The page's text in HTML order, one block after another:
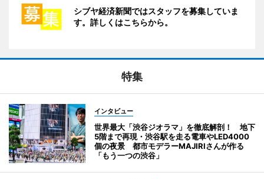
シブヤ経済新聞ではスタッフを募集していま
す。詳しくはこちらから。
特集
インタビュー
世界最大「渋谷ジオラマ」を徹底解剖！ 地下
5階まで再現・渋谷駅を走る電車やLED4000
個の夜景 都市モデラーMAJIRIさんが作る
「もう一つの渋谷」